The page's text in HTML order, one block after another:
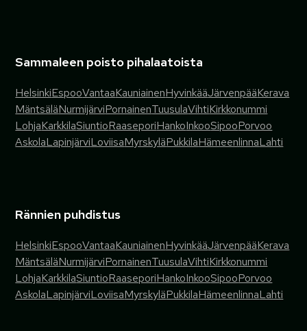
Sammaleen poisto pihalaatoista
HelsinkiEspooVantaaKauniainenHyvinkääJärvenpääKerava
MäntsäläNurmijärviPornainenTuusulaVihtiKirkkonummi
LohjaKarkkilaSiuntioRaaseporiHankoInkooSipooPorvoo
AskolaLapinjärviLoviisaMyrskyläPukkilaHämeenlinnaLahti
Rännien puhdistus
HelsinkiEspooVantaaKauniainenHyvinkääJärvenpääKerava
MäntsäläNurmijärviPornainenTuusulaVihtiKirkkonummi
LohjaKarkkilaSiuntioRaaseporiHankoInkooSipooPorvoo
AskolaLapinjärviLoviisaMyrskyläPukkilaHämeenlinnaLahti